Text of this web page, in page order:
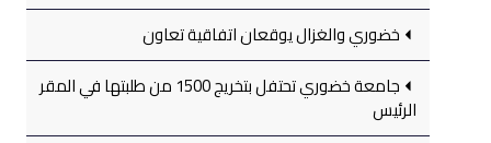
خضوري والغزال يوقعان اتفاقية تعاون
جامعة خضوري تحتفل بتخريج 1500 من طلبتها في المقر
الرئيس